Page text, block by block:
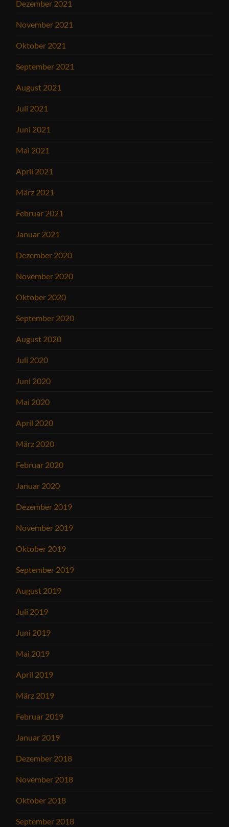
Dezember 2021
November 2021
Oktober 2021
September 2021
August 2021
Juli 2021
Juni 2021
Mai 2021
April 2021
März 2021
Februar 2021
Januar 2021
Dezember 2020
November 2020
Oktober 2020
September 2020
August 2020
Juli 2020
Juni 2020
Mai 2020
April 2020
März 2020
Februar 2020
Januar 2020
Dezember 2019
November 2019
Oktober 2019
September 2019
August 2019
Juli 2019
Juni 2019
Mai 2019
April 2019
März 2019
Februar 2019
Januar 2019
Dezember 2018
November 2018
Oktober 2018
September 2018